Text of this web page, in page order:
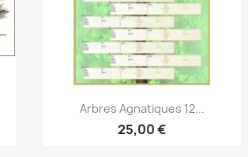
Aperçu rapide
Arbres Agnatiques 12...
25,00 €